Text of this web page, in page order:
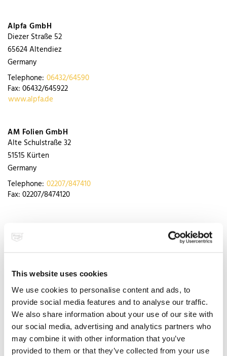
This website uses cookies
We use cookies to personalise content and ads, to
provide social media features and to analyse our traffic.
We also share information about your use of our site with
our social media, advertising and analytics partners who
may combine it with other information that you’ve
provided to them or that they’ve collected from your use
Alpfa GmbH
Diezer Straße 52
65624Altendiez
Germany
Telephone: 06432/64590
Fax: 06432/645922
www.alpfa.de
AM Folien GmbH
Alte Schulstraße 32
51515 Kürten
Germany
Telephone: 02207/847410
Fax: 02207/8474120
Industriestraße 3
Telephone:+41 (0)44 854 7222
Fax:+41 (0)44 854 7222
E-mail:info@ancotech.ch
www.ancotech.ch
Services: show all